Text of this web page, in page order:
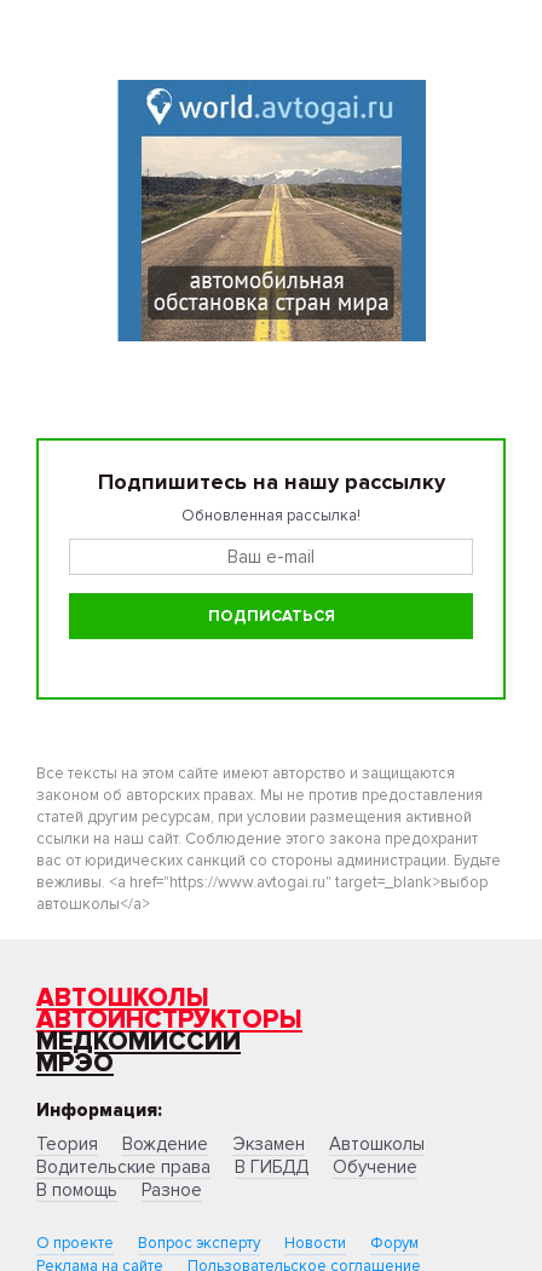
Подпишитесь на нашу рассылку
Обновленная рассылка!
Все тексты на этом сайте имеют авторство и защищаются
законом об авторских правах. Мы не против предоставления
статей другим ресурсам, при условии размещения активной
ссылки на наш сайт. Соблюдение этого закона предохранит
вас от юридических санкций со стороны администрации. Будьте
вежливы. <a href="https://www.avtogai.ru" target=_blank>выбор
автошколы</a>
АВТОШКОЛЫ
АВТОИНСТРУКТОРЫ
МЕДКОМИССИИ
МРЭО
Информация:
Теория
Вождение Экзамен
Автошколы
Водительские права
В ГИБДД
Обучение
В помощь
Разное
О проекте Вопрос эксперту Новости
Форум
Реклама на сайте
Пользовательское соглашение